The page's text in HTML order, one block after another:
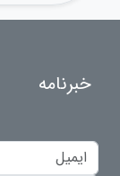
خبرنامه